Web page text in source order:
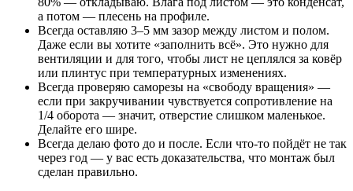
а потом — плесень на профиле.
Всегда оставляю 3–5 мм зазор между листом и полом.
Даже если вы хотите «заполнить всё». Это нужно для
вентиляции и для того, чтобы лист не цеплялся за ковёр
или плинтус при температурных изменениях.
Всегда проверяю саморезы на «свободу вращения» —
если при закручивании чувствуется сопротивление на
1/4 оборота — значит, отверстие слишком маленькое.
Делайте его шире.
Всегда делаю фото до и после. Если что-то пойдёт не так
через год — у вас есть доказательства, что монтаж был
сделан правильно.